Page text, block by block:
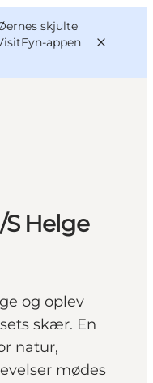
skjulte
appen
Helge
og oplev
skær. En
natur,
mødes